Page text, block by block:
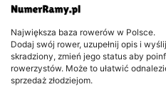
Największa baza rowerów w Polsce.
Dodaj swój rower, uzupełnij opis i
skradziony, zmień jego status aby
rowerzystów. Może to ułatwić
sprzedaż złodziejom.